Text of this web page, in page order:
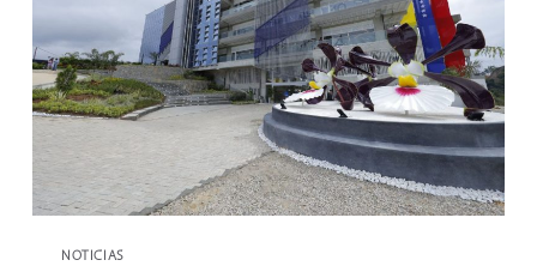
EN
LA
CAMPAÑA
DE
RECOLECCIÓN
DE
DATOS
NOTICIAS